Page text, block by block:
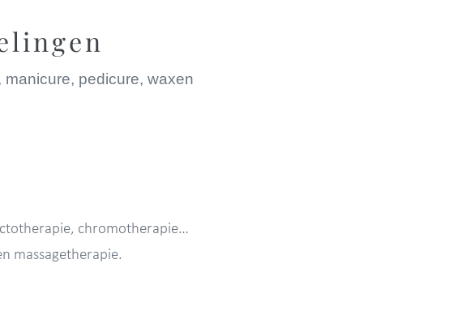
pedicure, waxen
chromotherapie…
massagetherapie.